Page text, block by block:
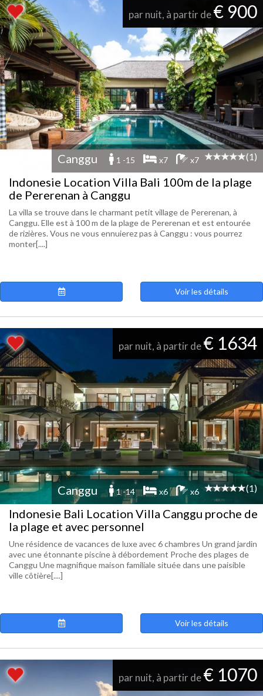
par nuit, à partir de€ 900
Canggu 1 -15 x7 x7 (1)
Indonesie Location Villa Bali 100m de la plage
de Pererenan à Canggu
La villa se trouve dans le charmant petit village de Pererenan, à
Canggu. Elle est à 100 m de la plage de Pererenan et est entourée
de rizières. Vous ne vous ennuierez pas à Canggu : vous pourrez
monter[....]
Voir les détails
par nuit, à partir de€ 1634
Canggu 1 -14 x6 x6 (1)
Indonesie Bali Location Villa Canggu proche de
la plage et avec personnel
Une résidence de vacances de luxe avec 6 chambres Un grand jardin
avec une étonnante piscine à débordement Proche des plages de
Canggu Une magnifique maison familiale située dans une paisible
ville côtière[....]
Voir les détails
par nuit, à partir de€ 1070